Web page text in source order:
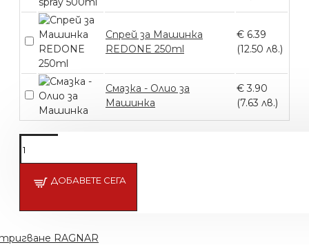
Спрей за Машинка
REDONE 250ml
€ 6.39
(12.50 лв.)
Смазка - Олио за
Машинка
€ 3.90
(7.63 лв.)
ДОБАВЕТЕ СЕГА
RAGNAR